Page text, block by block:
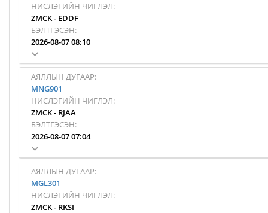
НИСЛЭГИЙН ЧИГЛЭЛ:
ZMCK- EDDF
БЭЛТГЭСЭН:
2026-08-07 08:10
АЯЛЛЫН ДУГААР:
MNG901
НИСЛЭГИЙН ЧИГЛЭЛ:
ZMCK- RJAA
БЭЛТГЭСЭН:
2026-08-07 07:04
АЯЛЛЫН ДУГААР:
MGL301
НИСЛЭГИЙН ЧИГЛЭЛ:
ZMCK- RKSI